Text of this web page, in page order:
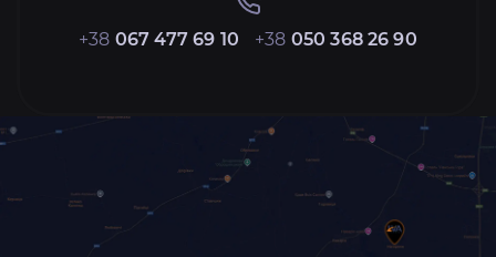
+38 067 477 69 10 +38 050 368 26 90